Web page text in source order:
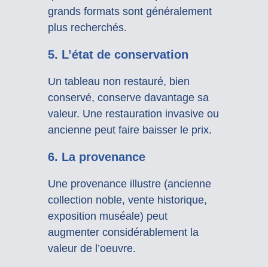
grands formats sont généralement
plus recherchés.
5. L’état de conservation
Un tableau non restauré, bien
conservé, conserve davantage sa
valeur. Une restauration invasive ou
ancienne peut faire baisser le prix.
6. La provenance
Une provenance illustre (ancienne
collection noble, vente historique,
exposition muséale) peut
augmenter considérablement la
valeur de l’oeuvre.